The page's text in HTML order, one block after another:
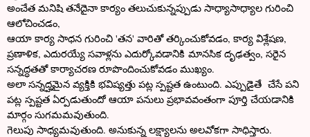
అంచేత మనిషి తనేదైనా కార్యం తలుచుకున్నప్పుడు సాధ్యాసాధ్యాల గురించి
ఆలోచించడం,
ఆయా కార్య సాధన గురించి 'తన' వారితో తర్కించుకోవడం, కార్య విశ్లేషణ,
ప్రణాళిక, ఎదురయ్యే సవాళ్లను ఎదుర్కోవడానికి మానసిక దృఢత్వం, సరైన
సన్నద్ధతతో కార్యాచరణ రూపొందించుకోవడం ముఖ్యం.
అలా సన్నద్హమైన వ్యక్తికి భవిష్యత్తు పట్ల స్పష్టత ఉంటుంది. ఎప్పుడైతే చేసే పని
పట్ల స్పష్టత ఏర్పడుతుందో ఆయా పనులు ప్రభావవంతంగా పూర్తి చేయడానికి
మార్గం సుగమమవుతుంది.
గెలుపు సాధ్యమవుతుంది. అనుకున్న లక్ష్యాలను అలవోకగా సాధిస్తారు.